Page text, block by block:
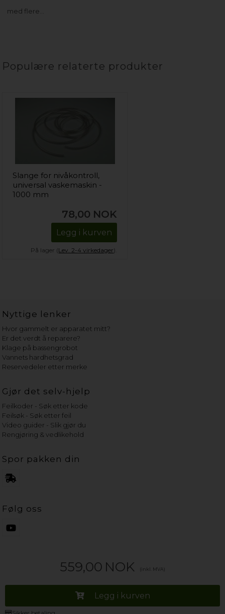
med flere…
559,00 NOK (inkl. MVA)
Legg i kurven
Populære relaterte produkter
Slange for nivåkontroll,
universal vaskemaskin -
1000 mm
78,00 NOK
Legg i kurven
På lager (Lev. 2-4 virkedager).
Nyttige lenker
Hvor gammelt er apparatet mitt?
Er det verdt å reparere?
Klage på bassengrobot
Vannets hardhetsgrad
Reservedeler etter merke
Gjør det selv-hjelp
Feilkoder - Søk etter kode
Feilsøk - Søk etter feil
Video guider - Slik gjør du
Rengjøring & vedlikehold
Spor pakken din
Følg oss